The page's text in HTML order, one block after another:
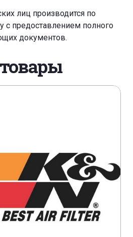
лиц производится по
с предоставлением полного
документов.